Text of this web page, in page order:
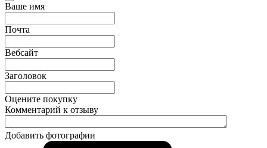
Ваше имя
Почта
Вебсайт
Заголовок
Оцените покупку
Комментарий к отзыву
Добавить фотографии